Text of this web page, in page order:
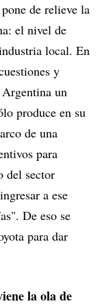
de relieve la
el nivel de
local. En
y
un
produce en su
de una
para
del sector
a ese
De eso se
para dar
la ola de